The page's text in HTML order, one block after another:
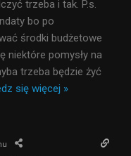
trzeba i tak. P.s.
bo po
środki budżetowe
niektóre pomysły na
trzeba będzie żyć
się więcej »